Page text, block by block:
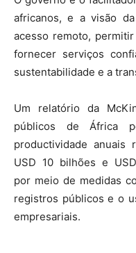
africanos, e a visão
acesso remoto,
fornecer serviços
sustentabilidade e a
Um relatório da
públicos de África
productividade anuais
USD 10 bilhões e
por meio de medidas
registros públicos e o
empresariais.